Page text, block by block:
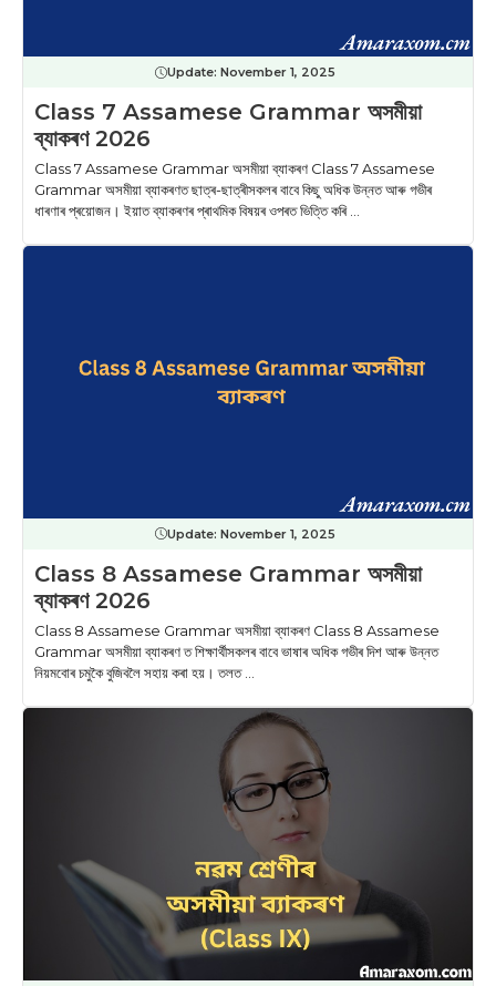
Update: November 1, 2025
Class 7 Assamese Grammar অসমীয়া
ব্যাকৰণ 2026
Class 7 Assamese Grammar অসমীয়া ব্যাকৰণ Class 7 Assamese
Grammar অসমীয়া ব্যাকৰণত ছাত্ৰ-ছাত্ৰীসকলৰ বাবে কিছু অধিক উন্নত আৰু গভীৰ
ধাৰণাৰ প্ৰয়োজন। ইয়াত ব্যাকৰণৰ প্ৰাথমিক বিষয়ৰ ওপৰত ভিত্তি কৰি ...
Update: November 1, 2025
Class 8 Assamese Grammar অসমীয়া
ব্যাকৰণ 2026
Class 8 Assamese Grammar অসমীয়া ব্যাকৰণ Class 8 Assamese
Grammar অসমীয়া ব্যাকৰণ ত শিক্ষাৰ্থীসকলৰ বাবে ভাষাৰ অধিক গভীৰ দিশ আৰু উন্নত
নিয়মবোৰ চমুকৈ বুজিবলৈ সহায় কৰা হয়। তলত ...